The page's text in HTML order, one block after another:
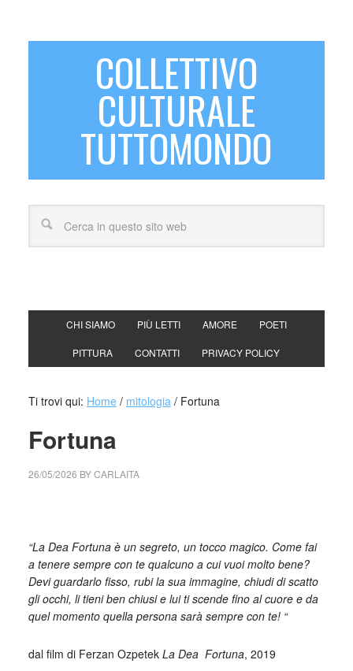
COLLETTIVO
CULTURALE
TUTTOMONDO
CHI SIAMO PIÙ LETTI AMORE POETI
PITTURA CONTATTI PRIVACY POLICY
Ti trovi qui: Home / mitologia /Fortuna
Fortuna
26/05/2026 BYCARLAITA
“La Dea Fortuna è un segreto, un tocco magico. Come fai
a tenere sempre con te qualcuno a cui vuoi molto bene?
Devi guardarlo fisso, rubi la sua immagine, chiudi di scatto
gli occhi, li tieni ben chiusi e lui ti scende fino al cuore e da
quel momento quella persona sarà sempre con te! “
dal film di Ferzan Ozpetek La Dea_ Fortuna, 2019